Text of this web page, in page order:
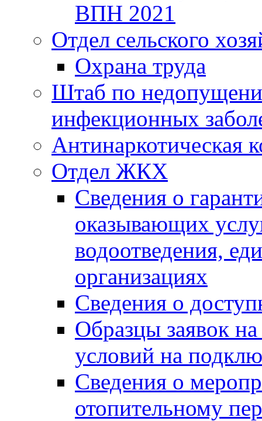
ВПН 2021
Отдел сельского
Охрана труда
Штаб по
инфекционных
Антинаркотическая
Отдел ЖКХ
Сведения о
оказывающих
водоотведения,
организациях
Сведения о
Образцы заявок
условий на
Сведения о
отопительному